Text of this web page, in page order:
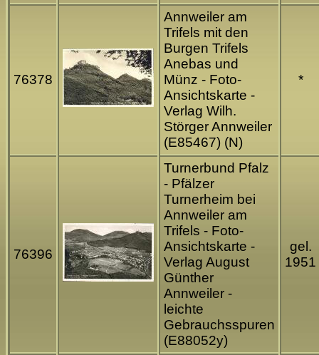
76378
Annweiler am
Trifels mit den
Burgen Trifels
Anebas und
Münz - Foto-
Ansichtskarte -
Verlag Wilh.
Störger Annweiler
(E85467) (N)
*
76396
Turnerbund Pfalz
- Pfälzer
Turnerheim bei
Annweiler am
Trifels - Foto-
Ansichtskarte -
Verlag August
Günther
Annweiler -
leichte
Gebrauchsspuren
(E88052y)
gel.
1951